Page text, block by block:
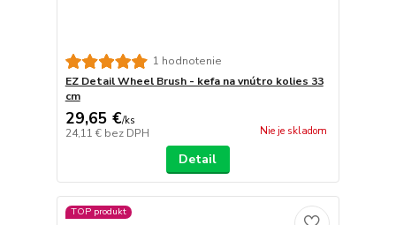
1 hodnotenie
EZ Detail Wheel Brush - kefa na vnútro kolies 33
cm
29,65 €/ks
24,11 € bez DPH Nie je skladom
Detail
TOP produkt